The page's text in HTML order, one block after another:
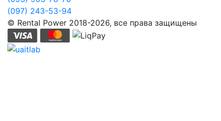
(097) 243-53-94
© Rental Power 2018-2026, все права защищены